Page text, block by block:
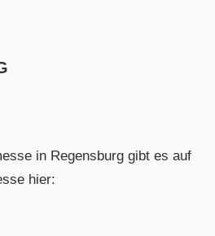
in Regensburg gibt es auf
hier: